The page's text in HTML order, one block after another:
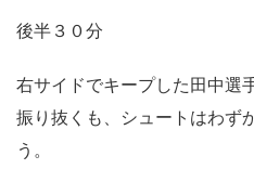
後半３０分
右サイドでキープした田中選
振り抜くも、シュートはわず
う。